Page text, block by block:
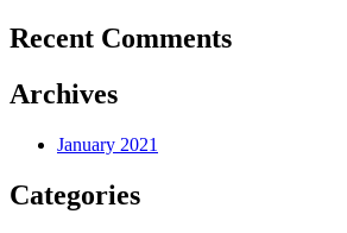
Recent Comments
Archives
January 2021
Categories